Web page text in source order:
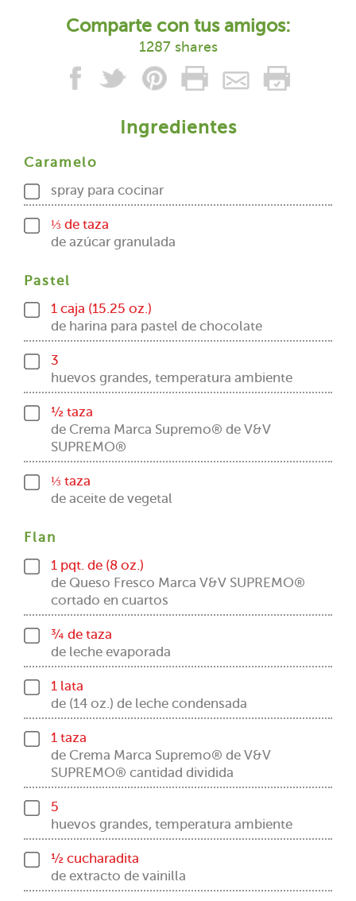
Comparte con tus amigos:
1287 shares
Ingredientes
Caramelo
spray para cocinar
⅓ de taza
de azúcar granulada
Pastel
1 caja (15.25 oz.)
de harina para pastel de chocolate
3
huevos grandes, temperatura ambiente
½ taza
de Crema Marca Supremo® de V&V
SUPREMO®
⅓ taza
de aceite de vegetal
Flan
1 pqt. de (8 oz.)
de Queso Fresco Marca V&V SUPREMO®
cortado en cuartos
¾ de taza
de leche evaporada
1 lata
de (14 oz.) de leche condensada
1 taza
de Crema Marca Supremo® de V&V
SUPREMO® cantidad dividida
5
huevos grandes, temperatura ambiente
½ cucharadita
de extracto de vainilla